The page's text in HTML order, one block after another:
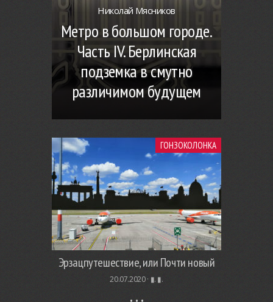
Николай Мясников
Метро в большом городе.
Часть IV. Берлинская
подземка в смутно
различимом будущем
ГОНЗОКОЛОНКА
Эрзацпутешествие, или Почти новый
20.07.2020 · ▮. ▮.